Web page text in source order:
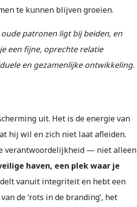
te kunnen blijven groeien.
patronen ligt bij beiden, en
een fijne, oprechte relatie
en gezamenlijke ontwikkeling.
uit. Het is de energie van
hij wil en zich niet laat afleiden.
verantwoordelijkheid — niet alleen
haven, een plek waar je
vanuit integriteit en hebt een
de ‘rots in de branding’, het